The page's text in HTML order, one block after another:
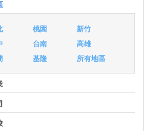
桃園
新竹
台南
高雄
基隆 所有地區